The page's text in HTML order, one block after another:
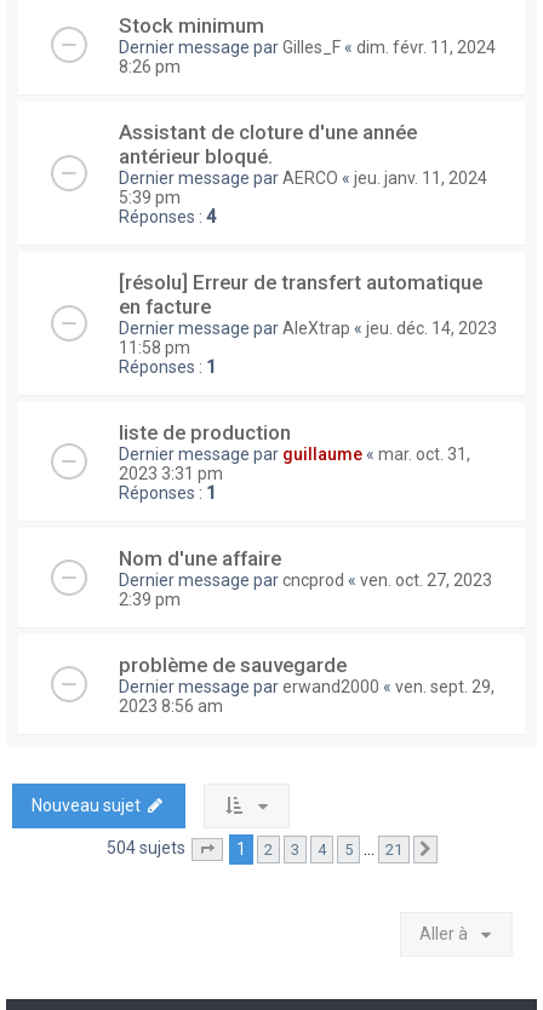
Stock minimum
Dernier message parGilles_F « dim. févr. 11, 2024
8:26 pm
Assistant de cloture d'une année
antérieur bloqué.
Dernier message parAERCO « jeu. janv. 11, 2024
5:39 pm
Réponses : 4
[résolu] Erreur de transfert automatique
en facture
Dernier message parAleXtrap « jeu. déc. 14, 2023
11:58 pm
Réponses : 1
liste de production
Dernier message par guillaume « mar. oct. 31,
2023 3:31 pm
Réponses : 1
Nom d'une affaire
Dernier message parcncprod « ven. oct. 27, 2023
2:39 pm
problème de sauvegarde
Dernier message parerwand2000 « ven. sept. 29,
2023 8:56 am
Nouveau sujet
504 sujets Page sur21
1 2 3 4 5 … 21
Aller à